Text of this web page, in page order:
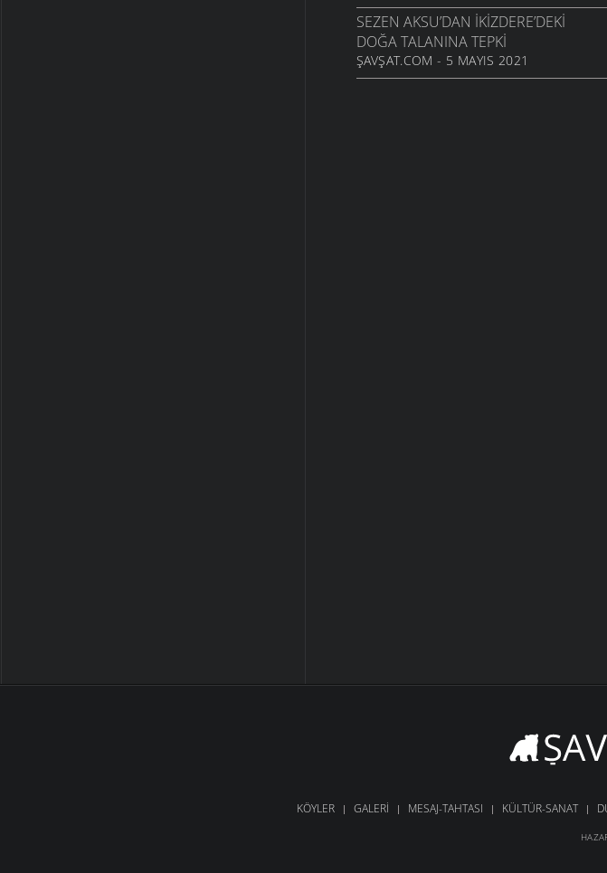
SEZEN AKSU’DAN İKIZDERE’DEKI
DOĞA TALANINA TEPKI
ŞAVŞAT.COM - 5 MAYIS 2021
KÖYLER GALERI MESAJ-TAHTASI KÜLTÜR-SANAT